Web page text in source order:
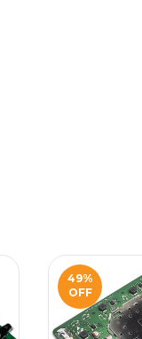
49%
OFF